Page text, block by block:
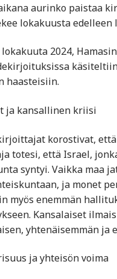
aurinko paistaa
lokakuusta
lokakuuta 2024,
haasteisiin.
ja kansallinen kriisi
korostivat,
totesi, että Israel,
syntyi. Vaikka maa
ja monet
myös enemmän
Kansalaiset
yhtenäisemmän ja
ja yhteisön voima